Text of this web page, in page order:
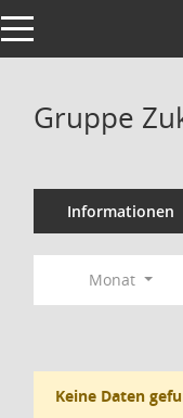
Toggle navigation
Gruppe
Informationen
Monat
Keine Daten